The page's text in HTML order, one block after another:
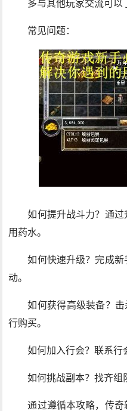
多与其他玩家交流可以
常见问题：
如何提升战斗力？通
用药水。
如何快速升级？完成
动。
如何获得高级装备？
行购买。
如何加入行会？联系行
如何挑战副本？找齐组
通过遵循本攻略，传